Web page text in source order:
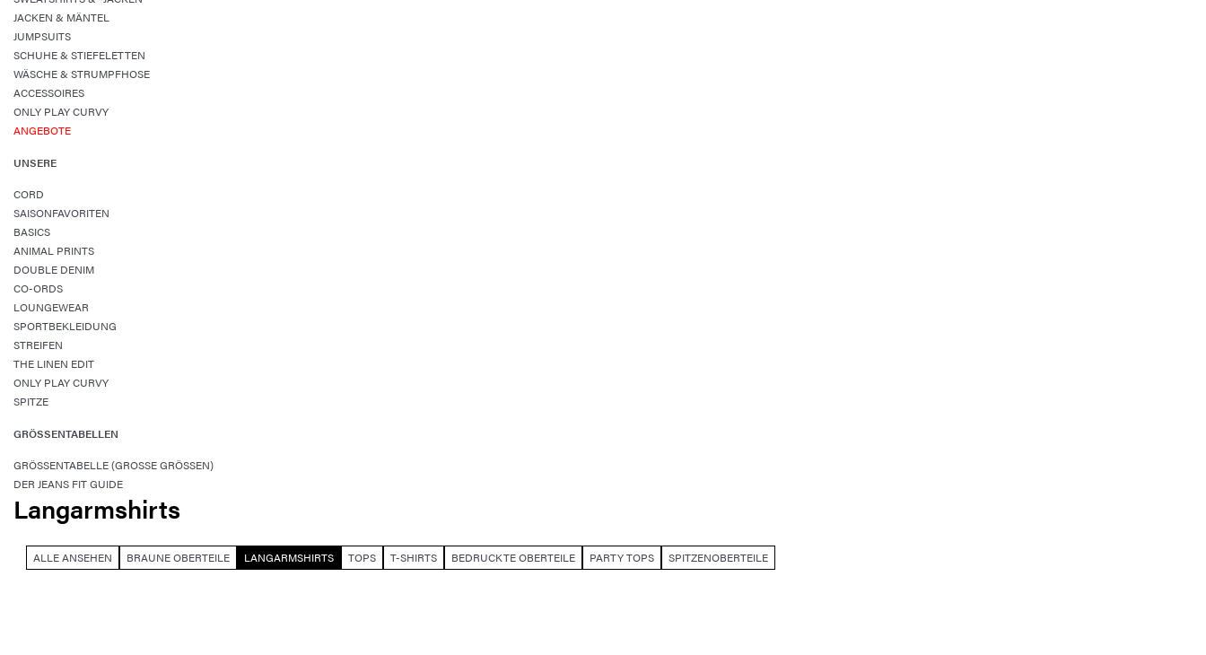
JACKEN & MÄNTEL
JUMPSUITS
SCHUHE & STIEFELETTEN
WÄSCHE & STRUMPFHOSE
ACCESSOIRES
ONLY PLAY CURVY
ANGEBOTE
UNSERE
CORD
SAISONFAVORITEN
BASICS
ANIMAL PRINTS
DOUBLE DENIM
CO-ORDS
LOUNGEWEAR
SPORTBEKLEIDUNG
STREIFEN
THE LINEN EDIT
ONLY PLAY CURVY
SPITZE
GRÖSSENTABELLEN
GRÖSSENTABELLE (GROSSE GRÖSSEN)
DER JEANS FIT GUIDE
Langarmshirts
ALLE ANSEHEN BRAUNE OBERTEILE LANGARMSHIRTS TOPS T-SHIRTS BEDRUCKTE OBERTEILE PARTY TOPS SPITZENOBERTEILE